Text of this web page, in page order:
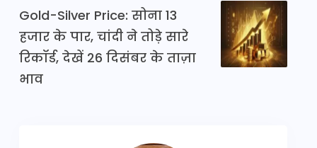
Gold-Silver Price: सोना 13
हजार के पार, चांदी ने तोड़े सारे
रिकॉर्ड, देखें 26 दिसंबर के ताज़ा
भाव